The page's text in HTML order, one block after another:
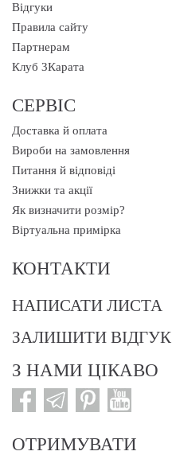
Відгуки
Правила сайту
Партнерам
Клуб 3Карата
СЕРВІС
Доставка й оплата
Вироби на замовлення
Питання й відповіді
Знижки та акції
Як визначити розмір?
Віртуальна примірка
КОНТАКТИ
НАПИСАТИ ЛИСТА
ЗАЛИШИТИ ВІДГУК
З НАМИ ЦІКАВО
ОТРИМУВАТИ